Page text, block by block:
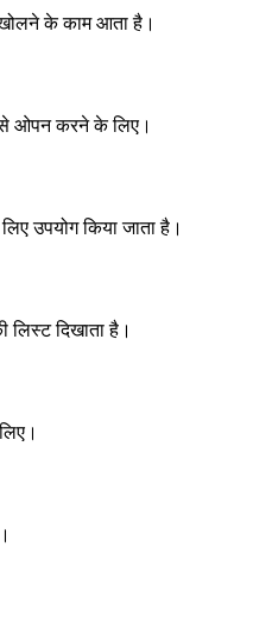
के काम आता है।
ओपन करने के लिए।
उपयोग किया जाता है।
दिखाता है।